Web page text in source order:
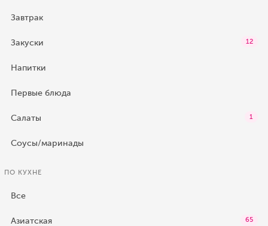
Завтрак
Закуски 12
Напитки
Первые блюда
Салаты 1
Соусы/маринады
ПО КУХНЕ
Все
Азиатская 65